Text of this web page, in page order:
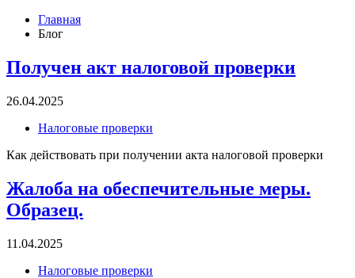
Главная
Блог
Получен акт налоговой проверки
26.04.2025
Налоговые проверки
Как действовать при получении акта налоговой проверки
Жалоба на обеспечительные меры.
Образец.
11.04.2025
Налоговые проверки